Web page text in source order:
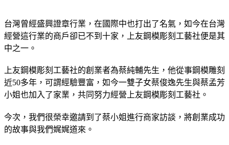
台灣曾經盛興證章行業，在國際中也打出了名氣，如今在台灣
經營這行業的商戶卻已不到十家，上友鋼模彫刻工藝社便是其
中之一。
上友鋼模彫刻工藝社的創業者為蔡純輔先生，他從事鋼模雕刻
近50多年，可謂經驗豐富，如今一雙子女蔡俊逸先生與蔡孟芳
小姐也加入了家業，共同努力經營上友鋼模彫刻工藝社。
今次，我們很榮幸邀請到了蔡小姐進行商家訪談，將創業成功
的故事與我們娓娓道來。